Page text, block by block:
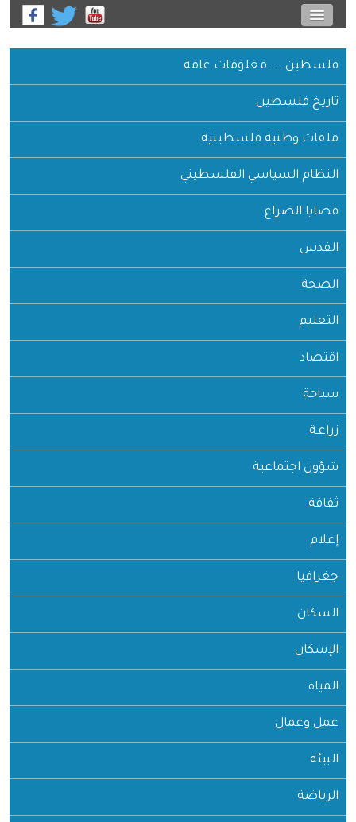
فلسطين ... معلومات عامة
تاريخ فلسطين
ملفات وطنية فلسطينية
النظام السياسي الفلسطيني
قضايا الصراع
القدس
الصحة
التعليم
اقتصاد
سياحة
زراعـة
شؤون اجتماعية
ثقافة
إعلام
جغرافيا
السكان
الإسكان
المياه
عمل وعمال
البيئة
الرياضة